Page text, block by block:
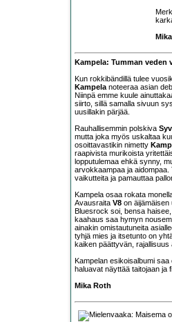
Kampela: Tumman veden
Kun rokkibändillä tulee
Kampela noteeraa asian
Niinpä emme kuule
siirto, sillä samalla sivuun
uusillakin pärjää.
Rauhallisemmin polskiva
mutta joka myös uskaltaa
osoittavastikin nimetty
raapivista murikoista
lopputulemaa ehkä synny,
arvokkaampaa ja
vaikutteita ja pamauttaa
Kampela osaa rokata
Avausraita V8 on äijämäisen
Bluesrock soi, bensa haisee,
kaahaus saa hymyn
ainakin omistautuneita
tyhjä mies ja itsetunto on
kaiken päättyvän, rajallisuus
Kampelan esikoisalbumi
haluavat näyttää taitojaan ja
Mika Roth